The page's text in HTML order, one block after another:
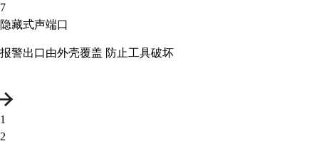
7
隐藏式声端口
报警出口由外壳覆盖 防止工具破坏
1
2